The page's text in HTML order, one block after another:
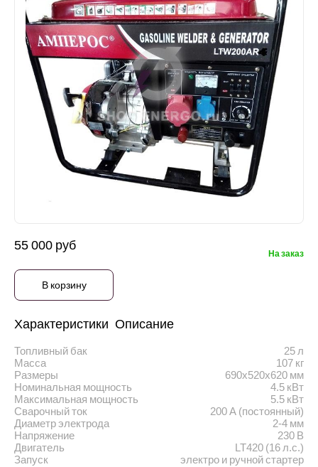
55 000 руб
На заказ
В корзину
Характеристики Описание
Топливный бак
25 л
Масса
107 кг
Размеры
690х520х620 мм
Номинальная мощность
4.5 кВт
Максимальная мощность
5.5 кВт
Сварочный ток
200 А (постоянный)
Диаметр электрода
2-4 мм
Напряжение
230 В
Двигатель
LT420 (16 л.с.)
Запуск
электро и ручной стартер